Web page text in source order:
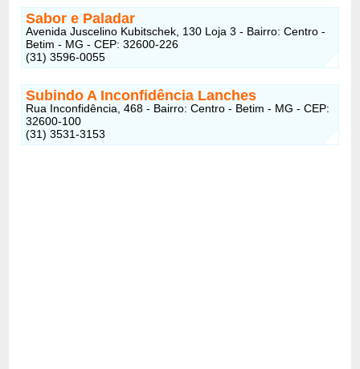
Sabor e Paladar
Avenida Juscelino Kubitschek, 130 Loja 3 - Bairro: Centro -
Betim - MG - CEP: 32600-226
(31) 3596-0055
Subindo A Inconfidência Lanches
Rua Inconfidência, 468 - Bairro: Centro - Betim - MG - CEP:
32600-100
(31) 3531-3153